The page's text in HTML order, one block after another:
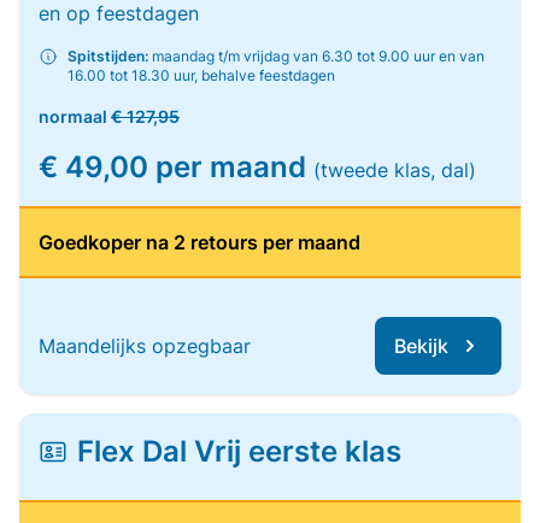
en op feestdagen
Spitstijden: maandag t/m vrijdag van 6.30 tot 9.00 uur en van
16.00 tot 18.30 uur, behalve feestdagen
normaal € 127,95
€ 49,00 per maand (tweede klas, dal)
Goedkoper na 2 retours per maand
Maandelijks opzegbaar Bekijk
Flex Dal Vrij eerste klas